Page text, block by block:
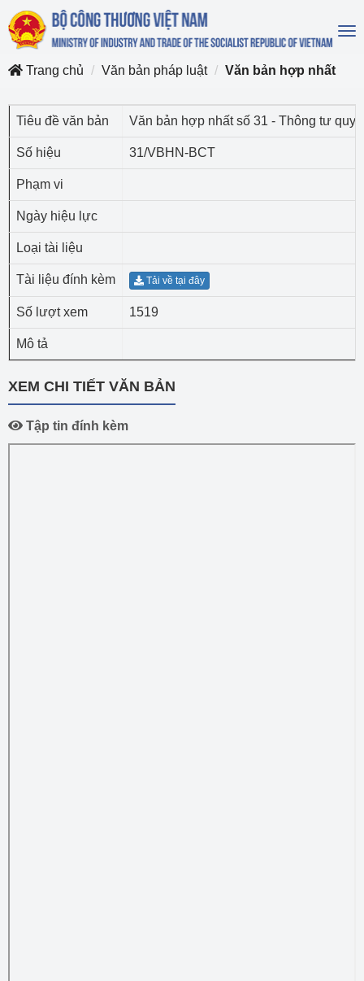
Trang chủ
Văn bản pháp luật Văn bản hợp nhất
Tiêu đề văn bản Văn bản hợp nhất số 31 - Thông tư
Số hiệu 31/VBHN-BCT
Phạm vi
Ngày hiệu lực
Loại tài liệu
Tài liệu đính kèm Tải về tại đây
Số lượt xem 1519
Mô tả
XEM CHI TIẾT VĂN BẢN
Tập tin đính kèm